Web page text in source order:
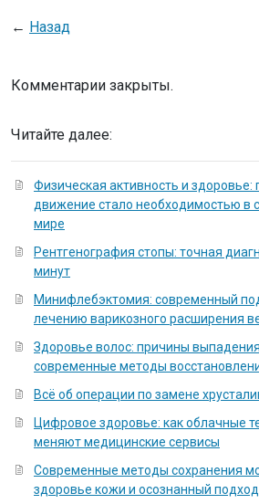
← Назад
Комментарии закрыты.
Читайте далее:
Физическая активность и здоровье:
движение стало необходимостью в
мире
Рентгенография стопы: точная
минут
Минифлебэктомия: современный
лечению варикозного расширения
Здоровье волос: причины
современные методы
Всё об операции по замене
Цифровое здоровье: как облачные
меняют медицинские сервисы
Современные методы сохранения
здоровье кожи и осознанный подход